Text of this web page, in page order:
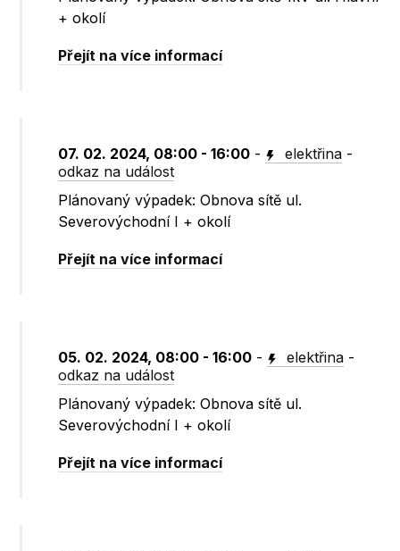
+ okolí
Přejít na více informací
07. 02. 2024, 08:00 - 16:00 - elektřina -
odkaz na událost
Plánovaný výpadek: Obnova sítě ul.
Severovýchodní I + okolí
Přejít na více informací
05. 02. 2024, 08:00 - 16:00 - elektřina -
odkaz na událost
Plánovaný výpadek: Obnova sítě ul.
Severovýchodní I + okolí
Přejít na více informací